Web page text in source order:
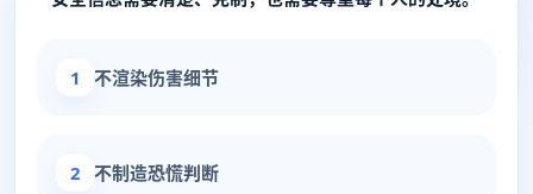
1 不渲染伤害细节
2 不制造恐慌判断